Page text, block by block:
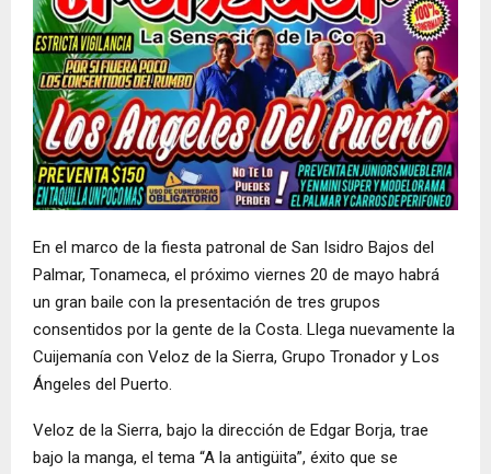
En el marco de la fiesta patronal de San Isidro Bajos del
Palmar, Tonameca, el próximo viernes 20 de mayo habrá
un gran baile con la presentación de tres grupos
consentidos por la gente de la Costa. Llega nuevamente la
Cuijemanía con Veloz de la Sierra, Grupo Tronador y Los
Ángeles del Puerto.
Veloz de la Sierra, bajo la dirección de Edgar Borja, trae
bajo la manga, el tema “A la antigüita”, éxito que se